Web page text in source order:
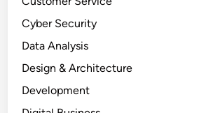
Cyber Security
Data Analysis
Design & Architecture
Development